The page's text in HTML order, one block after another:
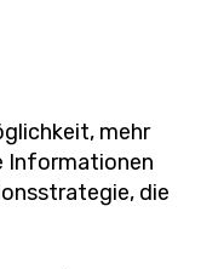
mehr
Informationen
die